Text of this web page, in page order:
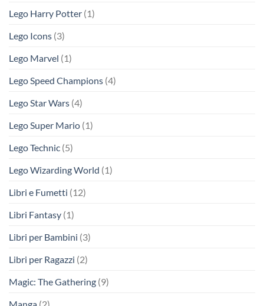
Lego Harry Potter (1)
Lego Icons (3)
Lego Marvel (1)
Lego Speed Champions (4)
Lego Star Wars (4)
Lego Super Mario (1)
Lego Technic (5)
Lego Wizarding World (1)
Libri e Fumetti (12)
Libri Fantasy (1)
Libri per Bambini (3)
Libri per Ragazzi (2)
Magic: The Gathering (9)